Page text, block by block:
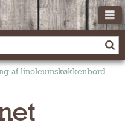
af linoleumskøkkenbord